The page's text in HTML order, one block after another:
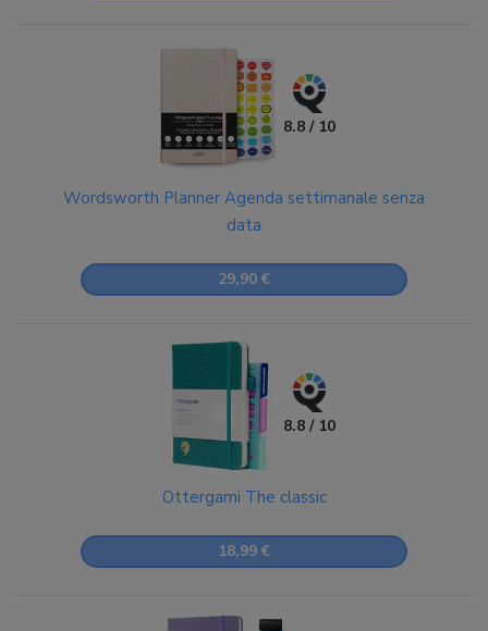
8.8 / 10
Wordsworth Planner Agenda settimanale senza
data
29,90 €
8.8 / 10
Ottergami The classic
18,99 €